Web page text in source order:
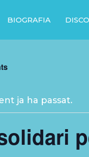
BIOGRAFIA
ja ha passat.